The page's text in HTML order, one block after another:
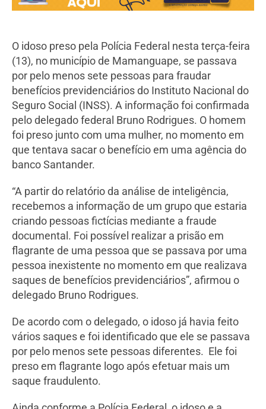
O idoso preso pela Polícia Federal nesta terça-feira
(13), no município de Mamanguape, se passava
por pelo menos sete pessoas para fraudar
benefícios previdenciários do Instituto Nacional do
Seguro Social (INSS). A informação foi confirmada
pelo delegado federal Bruno Rodrigues. O homem
foi preso junto com uma mulher, no momento em
que tentava sacar o benefício em uma agência do
banco Santander.
“A partir do relatório da análise de inteligência,
recebemos a informação de um grupo que estaria
criando pessoas fictícias mediante a fraude
documental. Foi possível realizar a prisão em
flagrante de uma pessoa que se passava por uma
pessoa inexistente no momento em que realizava
saques de benefícios previdenciários”, afirmou o
delegado Bruno Rodrigues.
De acordo com o delegado, o idoso já havia feito
vários saques e foi identificado que ele se passava
por pelo menos sete pessoas diferentes. Ele foi
preso em flagrante logo após efetuar mais um
saque fraudulento.